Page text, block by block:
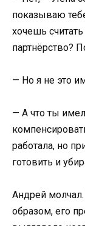
показываю
хочешь
партнёрство?
— Но я не это
— А что ты
работала, но
готовить и
Андрей
образом, его